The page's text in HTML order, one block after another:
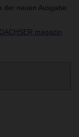
neuen Ausgabe.
magazin